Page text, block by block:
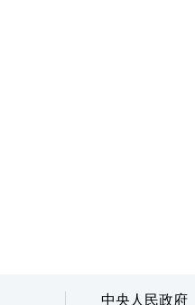
中央人民政府